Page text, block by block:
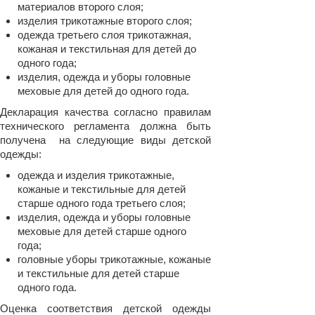
материалов второго слоя;
изделия трикотажные второго слоя;
одежда третьего слоя трикотажная,
кожаная и текстильная для детей до
одного года;
изделия, одежда и уборы головные
меховые для детей до одного года.
Декларация качества согласно правилам
технического регламента должна быть
получена на следующие виды детской
одежды:
одежда и изделия трикотажные,
кожаные и текстильные для детей
старше одного года третьего слоя;
изделия, одежда и уборы головные
меховые для детей старше одного
года;
головные уборы трикотажные, кожаные
и текстильные для детей старше
одного года.
Оценка соответствия детской одежды